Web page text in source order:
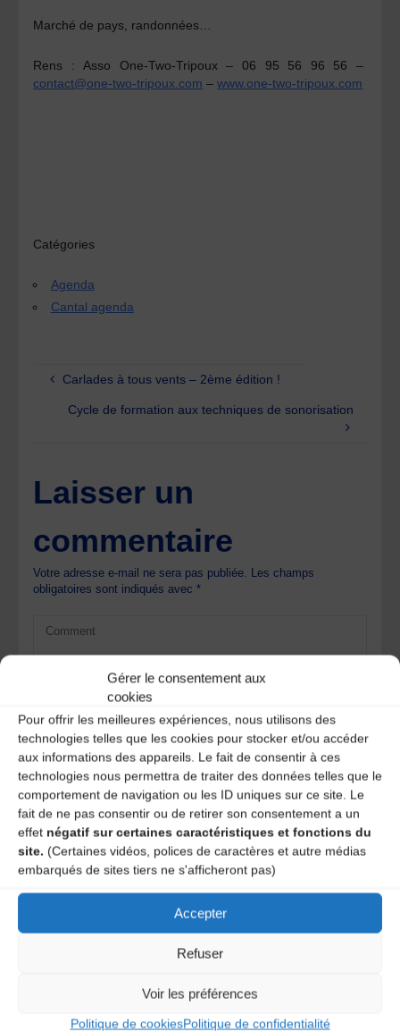
Gérer le consentement aux
cookies
Pour offrir les meilleures expériences, nous utilisons des
technologies telles que les cookies pour stocker et/ou accéder
aux informations des appareils. Le fait de consentir à ces
technologies nous permettra de traiter des données telles que le
comportement de navigation ou les ID uniques sur ce site. Le
fait de ne pas consentir ou de retirer son consentement a un
effet négatif sur certaines caractéristiques et fonctions du
site. (Certaines vidéos, polices de caractères et autre médias
embarqués de sites tiers ne s'afficheront pas)
Accepter
Refuser
Voir les préférences
Politique de cookiesPolitique de confidentialité
Marché de pays, randonnées…
Rens : Asso One-Two-Tripoux – 06 95 56 96 56 –
contact@one-two-tripoux.com –www.one-two-tripoux.com
Catégories
Agenda
Cantal agenda
Carlades à tous vents – 2ème édition !
Cycle de formation aux techniques de sonorisation
Laisser un
commentaire
Votre adresse e-mail ne sera pas publiée. Les champs
obligatoires sont indiqués avec*
Save my name, email, and site URL in my browser for next
savoir plus sur la façon dont les données de vos